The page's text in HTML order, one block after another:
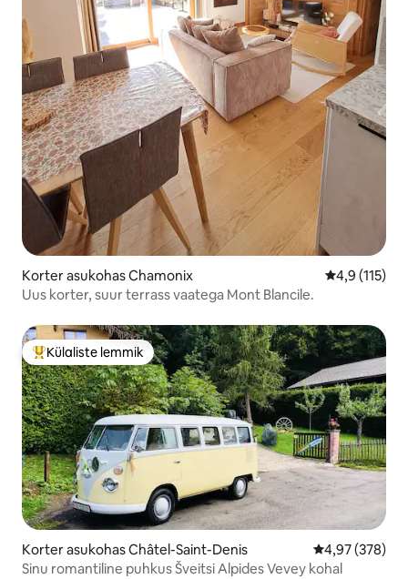
Korter asukohas Chamonix Keskmine
4,9 (115)
Uus korter, suur terrass vaatega Mont Blancile.
Külaliste suur lemmik
Külaliste lemmik
Korter asukohas Châtel-Saint-Denis Keskmine
4,97 (378)
Sinu romantiline puhkus Šveitsi Alpides Vevey kohal